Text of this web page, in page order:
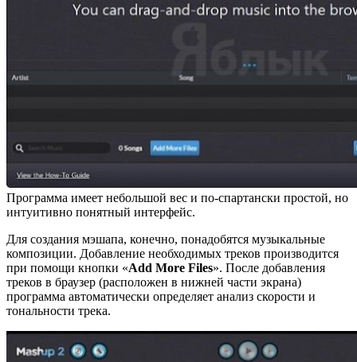
Программа имеет небольшой вес и по-спартански простой, но
интуитивно понятный интерфейс.
Для создания мэшапа, конечно, понадобятся музыкальные
композиции. Добавление необходимых треков производится
при помощи кнопки «Add More Files». После добавления
треков в браузер (расположен в нижней части экрана)
программа автоматически определяет анализ скорости и
тональности трека.